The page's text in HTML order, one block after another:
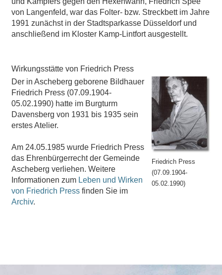
von Langenfeld, war das Folter- bzw. Streckbett im Jahre
1991 zunächst in der Stadtsparkasse Düsseldorf und
anschließend im Kloster Kamp-Lintfort ausgestellt.
Wirkungsstätte von Friedrich Press
Der in Ascheberg geborene Bildhauer
Friedrich Press (07.09.1904-
05.02.1990) hatte im Burgturm
Davensberg von 1931 bis 1935 sein
erstes Atelier.
Am 24.05.1985 wurde Friedrich Press
das Ehrenbürgerrecht der Gemeinde
Ascheberg verliehen. Weitere
Informationen zum Leben und Wirken
von Friedrich Press finden Sie im
Archiv.
Friedrich Press
(07.09.1904-
05.02.1990)